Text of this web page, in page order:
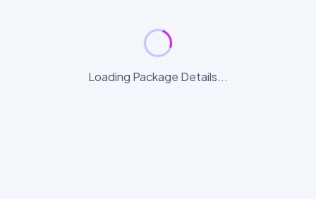
Loading Package Details...